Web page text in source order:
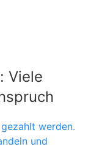
Viele
werden.
und